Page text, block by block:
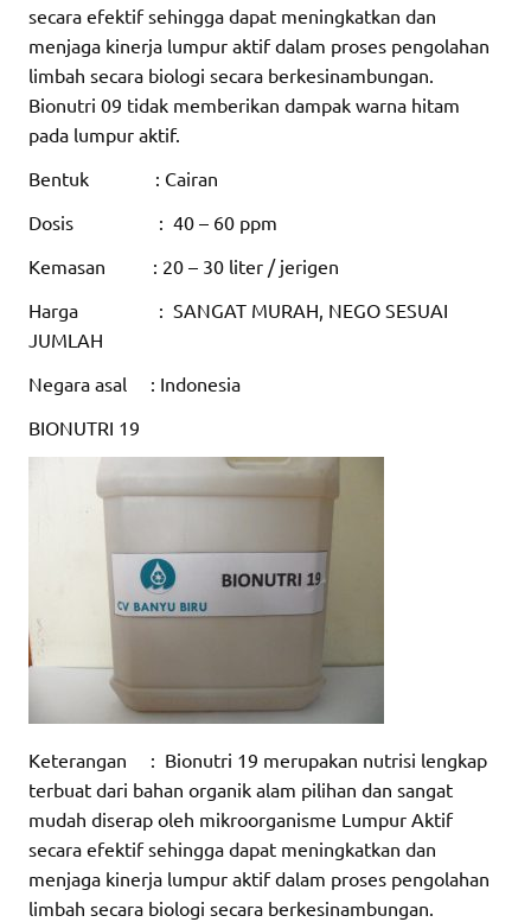
secara efektif sehingga dapat meningkatkan dan
menjaga kinerja lumpur aktif dalam proses pengolahan
limbah secara biologi secara berkesinambungan.
Bionutri 09 tidak memberikan dampak warna hitam
pada lumpur aktif.
Bentuk : Cairan
Dosis : 40 – 60 ppm
Kemasan : 20 – 30 liter / jerigen
Harga : SANGAT MURAH, NEGO SESUAI
JUMLAH
Negara asal : Indonesia
BIONUTRI 19
Keterangan : Bionutri 19 merupakan nutrisi lengkap
terbuat dari bahan organik alam pilihan dan sangat
mudah diserap oleh mikroorganisme Lumpur Aktif
secara efektif sehingga dapat meningkatkan dan
menjaga kinerja lumpur aktif dalam proses pengolahan
limbah secara biologi secara berkesinambungan.